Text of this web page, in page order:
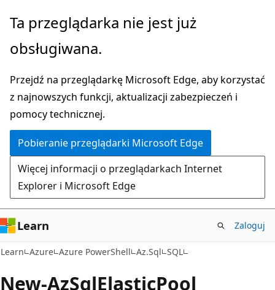
Przejdź
głównej
Przejdź
nawigacji
stronie
Ta przeglądarka nie jest już
obsługiwana.
Przejdź na przeglądarkę Microsoft Edge, aby korzystać
z najnowszych funkcji, aktualizacji zabezpieczeń i
pomocy technicznej.
Pobieranie przeglądarki Microsoft Edge
Więcej informacji o przeglądarkach Internet
Explorer i Microsoft Edge
Learn Zaloguj
Learn Azure Azure PowerShell Az.Sql SQL
New-AzSqlElasticPool